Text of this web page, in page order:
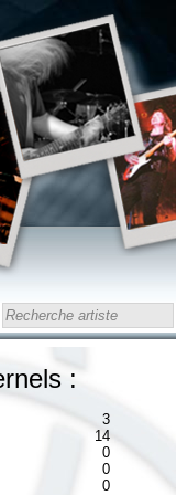
:
3
14
0
0
0